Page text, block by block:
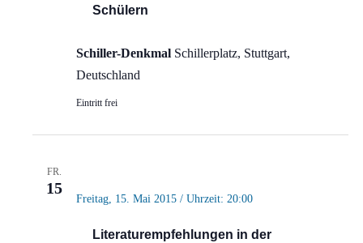
Schülern
Schiller-Denkmal Schillerplatz, Stuttgart,
Deutschland
Eintritt frei
FR.
15
Literaturempfehlungen in der
Freitag, 15. Mai 2015 / Uhrzeit: 20:00